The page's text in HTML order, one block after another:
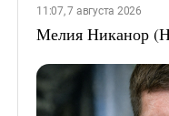
11:07, 7 августа 2026
Мелия Никанор